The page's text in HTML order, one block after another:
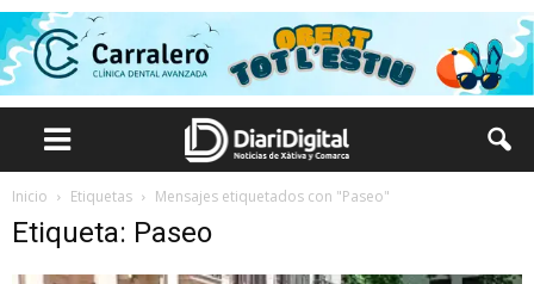
Inicio Etiquetas Mensajes etiquetados con "Paseo"
Etiqueta: Paseo